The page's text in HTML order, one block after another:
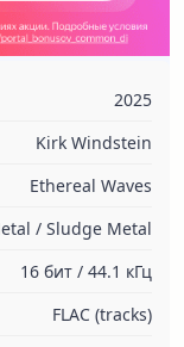
2025
Kirk Windstein
Ethereal Waves
/ Sludge Metal
16 бит / 44.1 кГц
FLAC (tracks)